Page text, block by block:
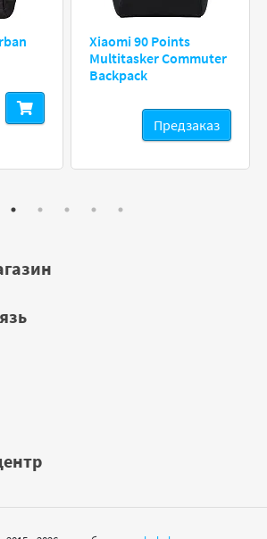
Xiaomi 90 Points
Multitasker Commuter
Backpack
Предзаказ